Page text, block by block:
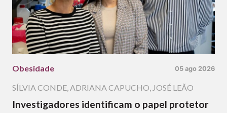
Obesidade 05 ago 2026
SÍLVIA CONDE,ADRIANA CAPUCHO, JOSÉ LEÃO
Investigadores identificam o papel protetor